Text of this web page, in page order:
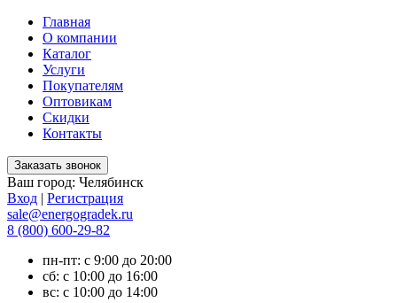
Главная
О компании
Каталог
Услуги
Покупателям
Оптовикам
Скидки
Контакты
Ваш город: Челябинск
Вход | Регистрация
sale@energogradek.ru
8 (800) 600-29-82
пн-пт: с 9:00 до 20:00
сб: с 10:00 до 16:00
вс: с 10:00 до 14:00